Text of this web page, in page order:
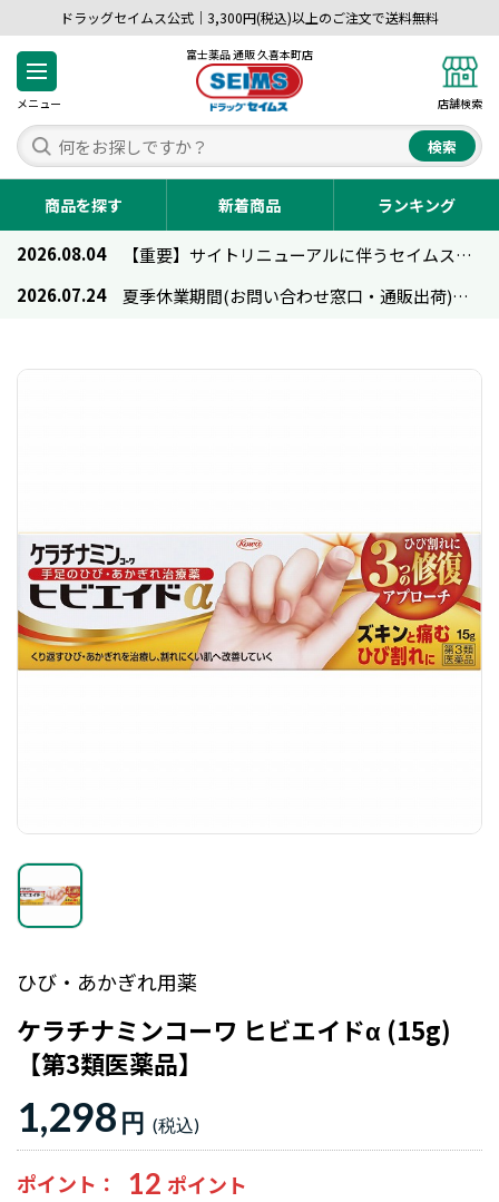
ドラッグセイムス公式｜3,300円(税込)以上のご注文で送料無料
メニュー
富士薬品 通販 久喜本町店
店舗検索
検索
商品を探す 新着商品 ランキング
2026.08.04
【重要】サイトリニューアルに伴うセイムス通販のご利用について
2026.07.24
夏季休業期間(お問い合わせ窓口・通販出荷)のお知らせ
ひび・あかぎれ用薬
ケラチナミンコーワ ヒビエイドα (15g)
【第3類医薬品】
1,298 円
ポイント 12